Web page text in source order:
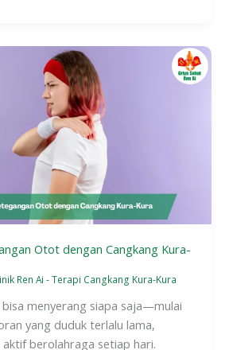
Otot dengan Cangkang Kura-
Ren Ai-Terapi Cangkang Kura-Kura
menyerang siapa saja—mulai
yang duduk terlalu lama,
berolahraga setiap hari.